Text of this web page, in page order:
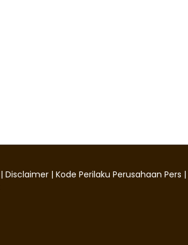
| Disclaimer | Kode Perilaku Perusahaan Pers |